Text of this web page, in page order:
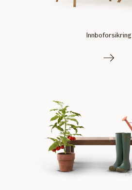
Innboforsikring